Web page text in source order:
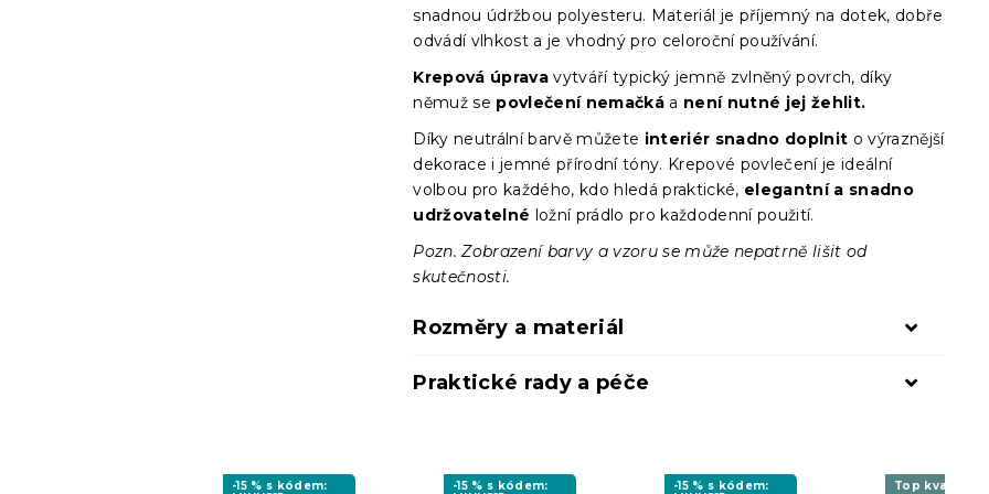
snadnou údržbou polyesteru. Materiál je příjemný na dotek, dobře
odvádí vlhkost a je vhodný pro celoroční používání.
Krepová úprava vytváří typický jemně zvlněný povrch, díky
němuž se povlečení nemačká a není nutné jej žehlit.
Díky neutrální barvě můžete interiér snadno doplnit o výraznější
dekorace i jemné přírodní tóny. Krepové povlečení je ideální
volbou pro každého, kdo hledá praktické, elegantní a snadno
udržovatelné ložní prádlo pro každodenní použití.
Pozn. Zobrazení barvy a vzoru se může nepatrně lišit od
skutečnosti.
Rozměry a materiál
Praktické rady a péče
-15 % s kódem:
-15 % s kódem:
-15 % s kódem:
Top kvalita ★